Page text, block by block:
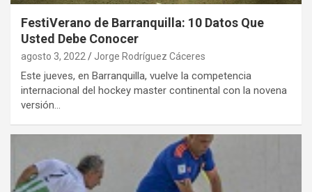
FestiVerano de Barranquilla: 10 Datos Que
Usted Debe Conocer
agosto 3, 2022 Jorge Rodríguez Cáceres
Este jueves, en Barranquilla, vuelve la competencia
internacional del hockey master continental con la novena
versión…